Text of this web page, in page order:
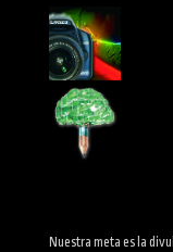
Nuestra meta es la